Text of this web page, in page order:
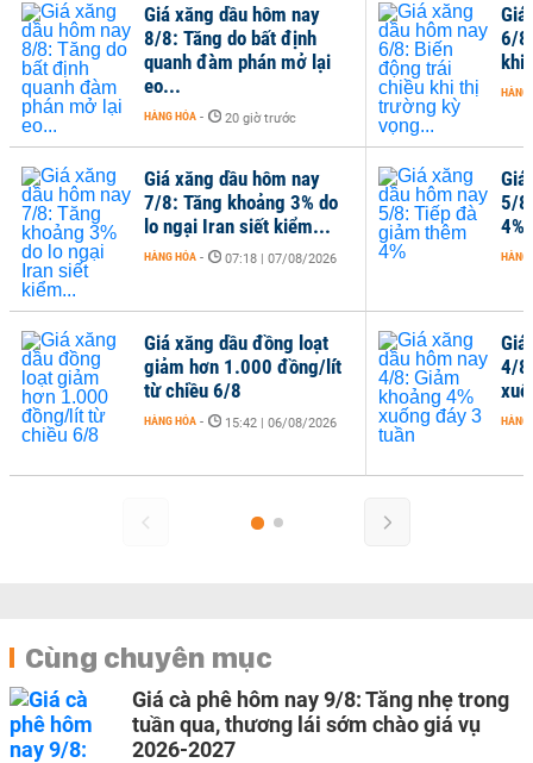
Giá xăng dầu hôm nay
8/8: Tăng do bất định
quanh đàm phán mở lại
eo...
HÀNG HÓA - 20 giờ trước
Giá xăng dầu hôm nay
7/8: Tăng khoảng 3% do
lo ngại Iran siết kiểm...
HÀNG HÓA - 07:18 | 07/08/2026
Giá xăng dầu đồng loạt
giảm hơn 1.000 đồng/lít
từ chiều 6/8
HÀNG HÓA - 15:42 | 06/08/2026
Giá
6/
khi
HÀNG
Giá
5/
4%
HÀNG
Giá
4/
HÀNG
Cùng chuyên mục
Giá cà phê hôm nay 9/8: Tăng nhẹ trong
tuần qua, thương lái sớm chào giá vụ
2026-2027